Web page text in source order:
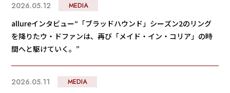
2026.05.12 MEDIA
allureインタビュー“「ブラッドハウンド」シーズン2のリング
を降りたウ・ドファンは、再び「メイド・イン・コリア」の時
間へと駆けていく。”
2026.05.11 MEDIA